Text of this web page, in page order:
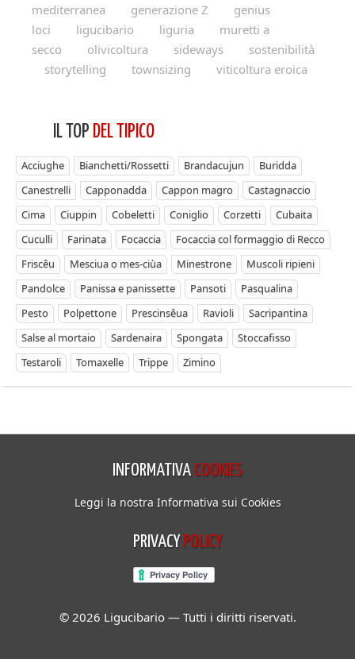
mediterranea
generazione Z
genius
loci
ligucibario liguria
muretti a
secco
olivicoltura sideways
sostenibilità
storytelling
townsizing viticoltura eroica
IL TOP DEL TIPICO
Acciughe Bianchetti/Rossetti Brandacujun
Buridda
Canestrelli
Capponadda Cappon magro
Castagnaccio
Cima
Ciuppin Cobeletti Coniglio Corzetti
Cubaita
Cuculli
Farinata Focaccia
Focaccia col formaggio di Recco
Friscêu
Mesciua o mes-ciùa Minestrone
Muscoli ripieni
Pandolce
Panissa e panissette Pansoti
Pasqualina
Pesto
Polpettone Prescinsêua Ravioli
Sacripantina
Salse al mortaio
Sardenaira Spongata
Stoccafisso
Testaroli
Tomaxelle Trippe Zimino
INFORMATIVA COOKIES
Leggi la nostra Informativa sui Cookies
PRIVACY POLICY
© 2026 Ligucibario — Tutti i diritti riservati.